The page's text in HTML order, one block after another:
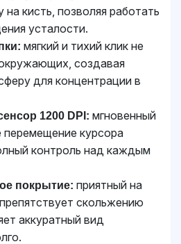
на кисть, позволяя работать
усталости.
мягкий и тихий клик не
создавая
для концентрации в
1200 DPI: мгновенный
перемещение курсора
контроль над каждым
покрытие: приятный на
скольжению
аккуратный вид